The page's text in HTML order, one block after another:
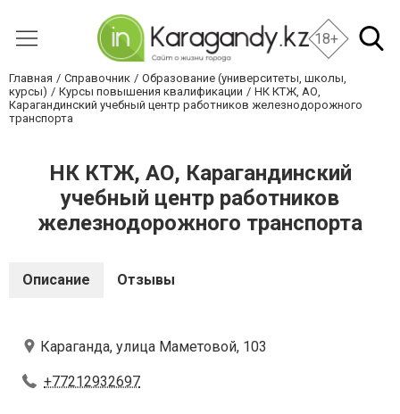
18+
Главная Справочник
Образование (университеты, школы,
курсы)
Курсы повышения квалификации
НК КТЖ, АО,
Карагандинский учебный центр работников железнодорожного
транспорта
НК КТЖ, АО, Карагандинский
учебный центр работников
железнодорожного транспорта
Описание Отзывы
Караганда, улица Маметовой, 103
+77212932697